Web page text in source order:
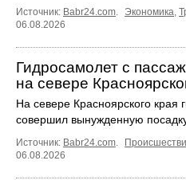
Источник: Babr24.com. Экономика,
06.08.2026
Гидросамолет с
на севере
На севере Красноярского края
совершил вынужденную
Источник: Babr24.com.
06.08.2026